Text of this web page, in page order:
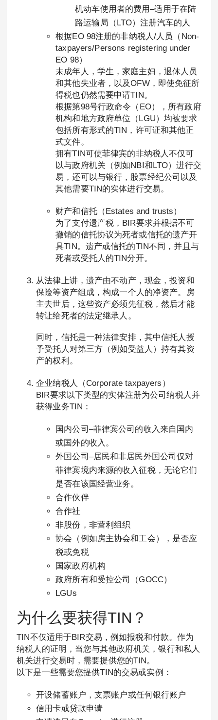
机动车使用者的费用–适用于在陆
路运输局（LTO）注册汽车的人
根据EO 98注册的非纳税人/人员（Non-
taxpayers/Persons registering under
EO 98）
未成年人，学生，家庭主妇，退休人员
和其他失业者，以及OFW，即使免征所
得税也仍然需要申请TIN。
根据第98号行政命令（EO），所有政府
机构和地方政府单位（LGU）均被要求
包括所有形式的TIN，许可证和其他正
式文件。
拥有TIN可使菲律宾的非纳税人不仅可
以与政府机关（例如NBI和LTO）进行交
易，还可以与银行，股票经纪公司以及
其他需要TIN的实体进行交易。
财产和信托（Estates and trusts）
为了支付遗产税，BIR要求并根据不可
撤销的信托协议为死者或信托的遗产开
具TIN。遗产或信托的TIN不同，并且与
死者或受托人的TIN分开。
从法律上讲，遗产由不动产，现金，投资和
保险等资产组成，构成一个人的净资产。房
主去世后，这些资产必须先征税，然后才能
转让给死者的法定继承人。
同时，信托是一种法律安排，其中信托人授
予受托人对第三方（例如受益人）持有其资
产的权利。
企业纳税人（Corporate taxpayers）
BIR要求以下类型的实体注册为公司纳税人并
获得业务TIN：
国内公司–菲律宾公司的收入来自国内
或国外的收入。
外国公司–居民和非居民外国公司仅对
菲律宾境内来源的收入征税，无论它们
是否在该国经营业务。
合作伙伴
合作社
非股份，非营利组织
协会（例如房主协会和工会），是否应
税或免税
国家政府机构
政府所有和受控公司（GOCC）
LGUs
为什么要获得TIN？
TIN不仅适用于BIR交易，例如报税和付款。作为
纳税人的证明，当您与其他政府机关，银行和私人
机关进行交易时，需要提供您的TIN。
以下是一些需要您提供TIN的交易或实例：
开设储蓄账户，支票账户或任何银行账户
信用卡或贷款申请